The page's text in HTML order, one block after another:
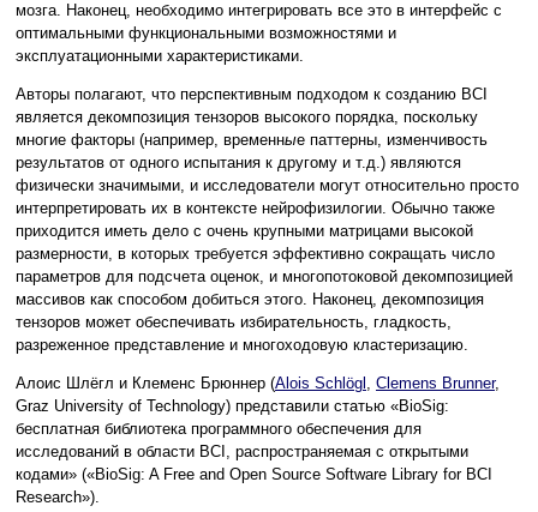
мозга. Наконец, необходимо интегрировать все это в интерфейс с
оптимальными функциональными возможностями и
эксплуатационными характеристиками.
Авторы полагают, что перспективным подходом к созданию BCI
является декомпозиция тензоров высокого порядка, поскольку
многие факторы (например, временные паттерны, изменчивость
результатов от одного испытания к другому и т.д.) являются
физически значимыми, и исследователи могут относительно просто
интерпретировать их в контексте нейрофизилогии. Обычно также
приходится иметь дело с очень крупными матрицами высокой
размерности, в которых требуется эффективно сокращать число
параметров для подсчета оценок, и многопотоковой декомпозицией
массивов как способом добиться этого. Наконец, декомпозиция
тензоров может обеспечивать избирательность, гладкость,
разреженное представление и многоходовую кластеризацию.
Алоис Шлёгл и Клеменс Брюннер (Alois Schlögl , Clemens Brunner,
Graz University of Technology) представили статью «BioSig:
бесплатная библиотека программного обеспечения для
исследований в области BCI, распространяемая с открытыми
кодами» («BioSig: A Free and Open Source Software Library for BCI
Research»).